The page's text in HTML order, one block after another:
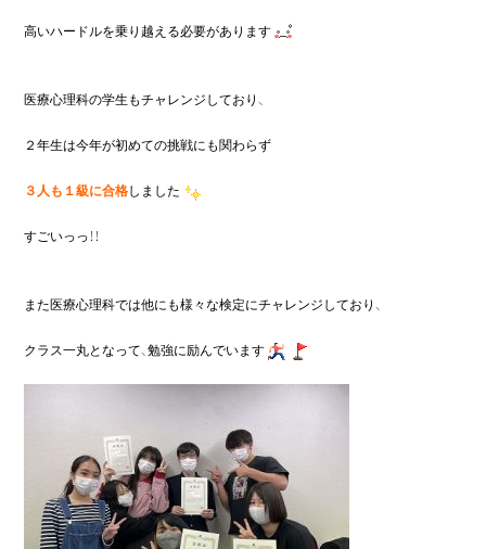
高いハードルを乗り越える必要があります
医療心理科の学生もチャレンジしており、
２年生は今年が初めての挑戦にも関わらず
３人も１級に合格しました
すごいっっ！！
また医療心理科では他にも様々な検定にチャレンジしており、
クラス一丸となって、勉強に励んでいます